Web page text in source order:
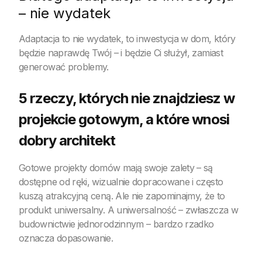
– nie wydatek
Adaptacja to nie wydatek, to inwestycja w dom, który
będzie naprawdę Twój – i będzie Ci służył, zamiast
generować problemy.
5 rzeczy, których nie znajdziesz w
projekcie gotowym, a które wnosi
dobry architekt
Gotowe projekty domów mają swoje zalety – są
dostępne od ręki, wizualnie dopracowane i często
kuszą atrakcyjną ceną. Ale nie zapominajmy, że to
produkt uniwersalny. A uniwersalność – zwłaszcza w
budownictwie jednorodzinnym – bardzo rzadko
oznacza dopasowanie.